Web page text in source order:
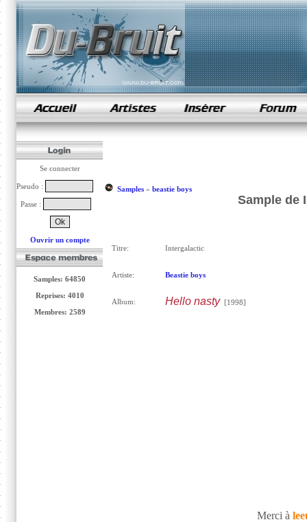
samples de rap
Se connecter
Pseudo :
Passe :
Ouvrir un compte
Samples: 64850
Reprises: 4010
Membres: 2589
Samples» beastie boys
Sample de
Titre: Intergalactic
Artiste: Beastie boys
Album: Hello nasty[1998]
Merci à